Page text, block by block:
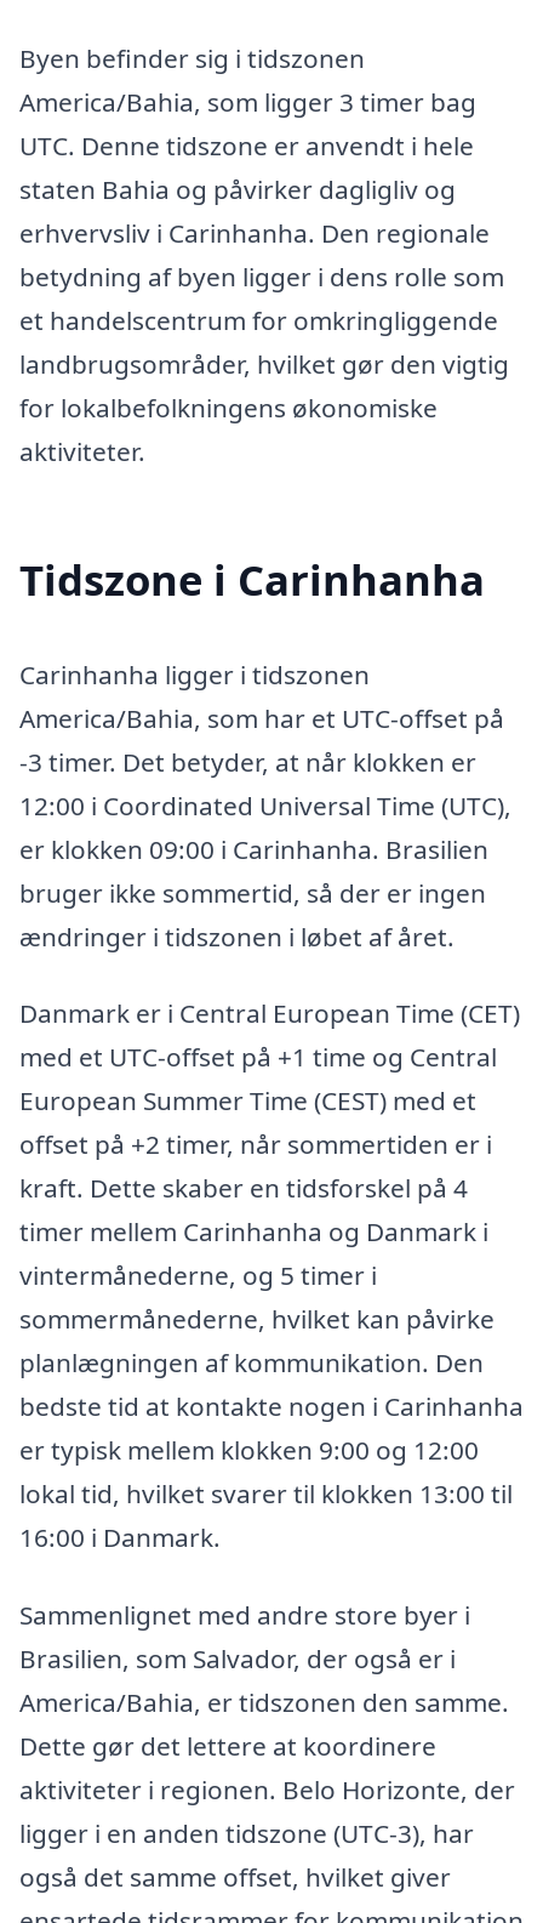
Byen befinder sig i tidszonen
America/Bahia, som ligger 3 timer bag
UTC. Denne tidszone er anvendt i hele
staten Bahia og påvirker dagligliv og
erhvervsliv i Carinhanha. Den regionale
betydning af byen ligger i dens rolle som
et handelscentrum for omkringliggende
landbrugsområder, hvilket gør den vigtig
for lokalbefolkningens økonomiske
aktiviteter.
Tidszone i Carinhanha
Carinhanha ligger i tidszonen
America/Bahia, som har et UTC-offset på
-3 timer. Det betyder, at når klokken er
12:00 i Coordinated Universal Time (UTC),
er klokken 09:00 i Carinhanha. Brasilien
bruger ikke sommertid, så der er ingen
ændringer i tidszonen i løbet af året.
Danmark er i Central European Time (CET)
med et UTC-offset på +1 time og Central
European Summer Time (CEST) med et
offset på +2 timer, når sommertiden er i
kraft. Dette skaber en tidsforskel på 4
timer mellem Carinhanha og Danmark i
vintermånederne, og 5 timer i
sommermånederne, hvilket kan påvirke
planlægningen af kommunikation. Den
bedste tid at kontakte nogen i Carinhanha
er typisk mellem klokken 9:00 og 12:00
lokal tid, hvilket svarer til klokken 13:00 til
16:00 i Danmark.
Sammenlignet med andre store byer i
Brasilien, som Salvador, der også er i
America/Bahia, er tidszonen den samme.
Dette gør det lettere at koordinere
aktiviteter i regionen. Belo Horizonte, der
ligger i en anden tidszone (UTC-3), har
også det samme offset, hvilket giver